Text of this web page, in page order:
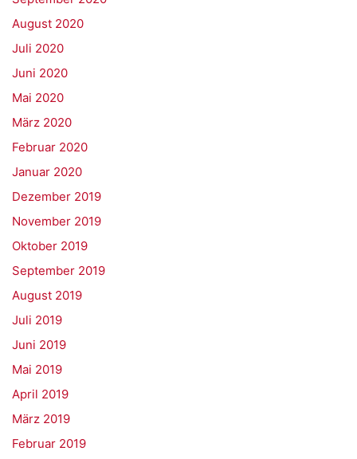
August 2020
Juli 2020
Juni 2020
Mai 2020
März 2020
Februar 2020
Januar 2020
Dezember 2019
November 2019
Oktober 2019
September 2019
August 2019
Juli 2019
Juni 2019
Mai 2019
April 2019
März 2019
Februar 2019